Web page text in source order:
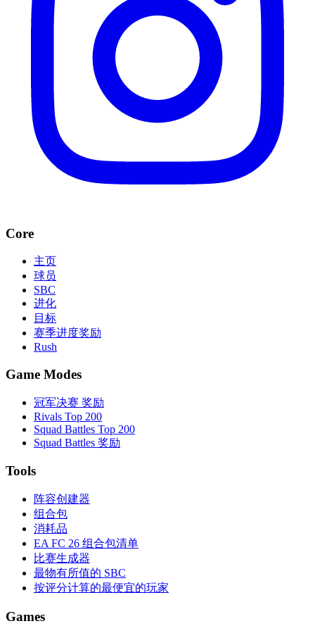
Core
主页
球员
SBC
进化
目标
赛季进度奖励
Rush
Game Modes
冠军决赛 奖励
Rivals Top 200
Squad Battles Top 200
Squad Battles 奖励
Tools
阵容创建器
组合包
消耗品
EA FC 26 组合包清单
比赛生成器
最物有所值的 SBC
按评分计算的最便宜的玩家
Games